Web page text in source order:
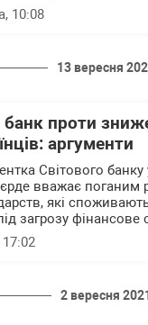
10:08
13 вересня
банк проти
аргументи
Світового
вважає поганим
які
загрозу
2 вересня 2021